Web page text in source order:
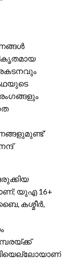
യുഎ 16+
കശ്മീർ,